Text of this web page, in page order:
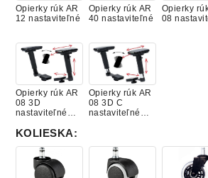
Opierky rúk AR
12 nastaviteľné
Opierky rúk AR
40 nastaviteľné
Opierky
08
Opierky rúk AR
08 3D
nastaviteľné
Opierky rúk AR
08 3D C
nastaviteľné
KOLIESKA: